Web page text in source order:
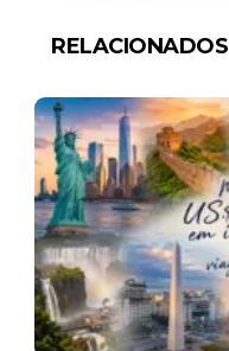
RELACIONADOS